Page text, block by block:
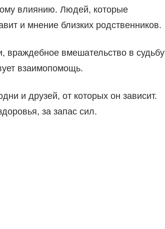
влиянию. Людей, которые
и мнение близких родственников.
враждебное вмешательство в судьбу
взаимопомощь.
и друзей, от которых он зависит.
за запас сил.